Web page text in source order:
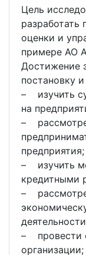
Цель
оценки и
примере АО
Достижение
постановку
– изучить
на
–
предприятия;
– изучить
кредитными
–
– провести
организации;